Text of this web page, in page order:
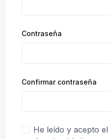
Contraseña
Confirmar contraseña
He leído y acepto el